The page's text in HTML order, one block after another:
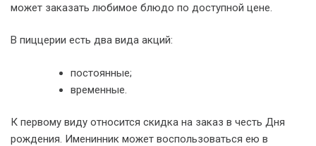
может заказать любимое блюдо по доступной цене.
В пиццерии есть два вида акций:
постоянные;
временные.
К первому виду относится скидка на заказ в честь Дня
рождения. Именинник может воспользоваться ею в